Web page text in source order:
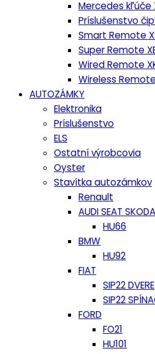
Mercedes kľúče
Príslušenstvo
Smart Remote
Super Remote
Wired Remote
Wireless
AUTOZÁMKY
Elektronika
Príslušenstvo
ELS
Ostatní výrobcovia
Oyster
Stavítka autozámkov
Renault
AUDI SEAT
HU66
BMW
HU92
FIAT
SIP22 DVERE
SIP22
FORD
FO21
HU101